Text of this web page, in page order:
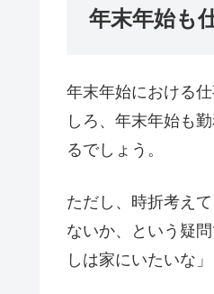
年末年始も
年末年始における
しろ、年末年始も
るでしょう。
ただし、時折考え
ないか、という疑
しは家にいたいな